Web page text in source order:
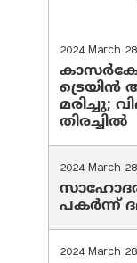
2024 March 28
ട്രെയിൻ
മരിച്ചു;
തിരച്ചിൽ
2024 March 28
പകർന്ന്
2024 March 28